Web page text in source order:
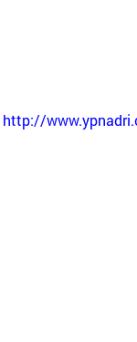
http://